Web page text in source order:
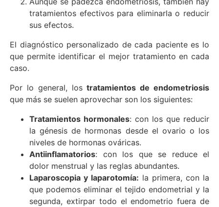
tratamientos efectivos para eliminarla o reducir
sus efectos.
El diagnóstico personalizado de cada paciente es lo
que permite identificar el mejor tratamiento en cada
caso.
Por lo general, los tratamientos de endometriosis
que más se suelen aprovechar son los siguientes:
Tratamientos hormonales: con los que reducir
la génesis de hormonas desde el ovario o los
niveles de hormonas ováricas.
Antiinflamatorios: con los que se reduce el
dolor menstrual y las reglas abundantes.
Laparoscopia y laparotomía: la primera, con la
que podemos eliminar el tejido endometrial y la
segunda, extirpar todo el endometrio fuera de